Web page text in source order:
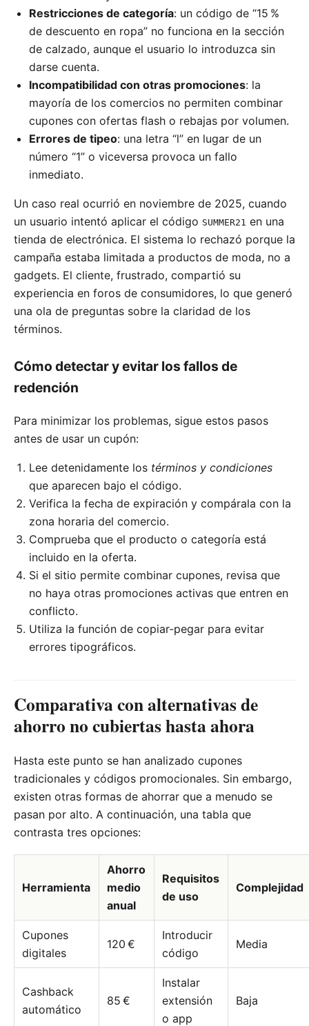
Restricciones de categoría: un código de “15 %
de descuento en ropa” no funciona en la sección
de calzado, aunque el usuario lo introduzca sin
darse cuenta.
Incompatibilidad con otras promociones: la
mayoría de los comercios no permiten combinar
cupones con ofertas flash o rebajas por volumen.
Errores de tipeo: una letra “l” en lugar de un
número “1” o viceversa provoca un fallo
inmediato.
Un caso real ocurrió en noviembre de 2025, cuando
un usuario intentó aplicar el código SUMMER21 en una
tienda de electrónica. El sistema lo rechazó porque la
campaña estaba limitada a productos de moda, no a
gadgets. El cliente, frustrado, compartió su
experiencia en foros de consumidores, lo que generó
una ola de preguntas sobre la claridad de los
términos.
Cómo detectar y evitar los fallos de
redención
Para minimizar los problemas, sigue estos pasos
antes de usar un cupón:
Lee detenidamente los términos y condiciones
que aparecen bajo el código.
Verifica la fecha de expiración y compárala con la
zona horaria del comercio.
Comprueba que el producto o categoría está
incluido en la oferta.
Si el sitio permite combinar cupones, revisa que
no haya otras promociones activas que entren en
conflicto.
Utiliza la función de copiar‑pegar para evitar
errores tipográficos.
Comparativa con alternativas de
ahorro no cubiertas hasta ahora
Hasta este punto se han analizado cupones
tradicionales y códigos promocionales. Sin embargo,
existen otras formas de ahorrar que a menudo se
pasan por alto. A continuación, una tabla que
contrasta tres opciones:
Herramienta
Ahorro
medio
anual
Requisitos
de uso
Complejidad
Cupones
digitales
120 €
Introducir
código
Media
Cashback
automático
85 €
Instalar
extensión
o app
Baja